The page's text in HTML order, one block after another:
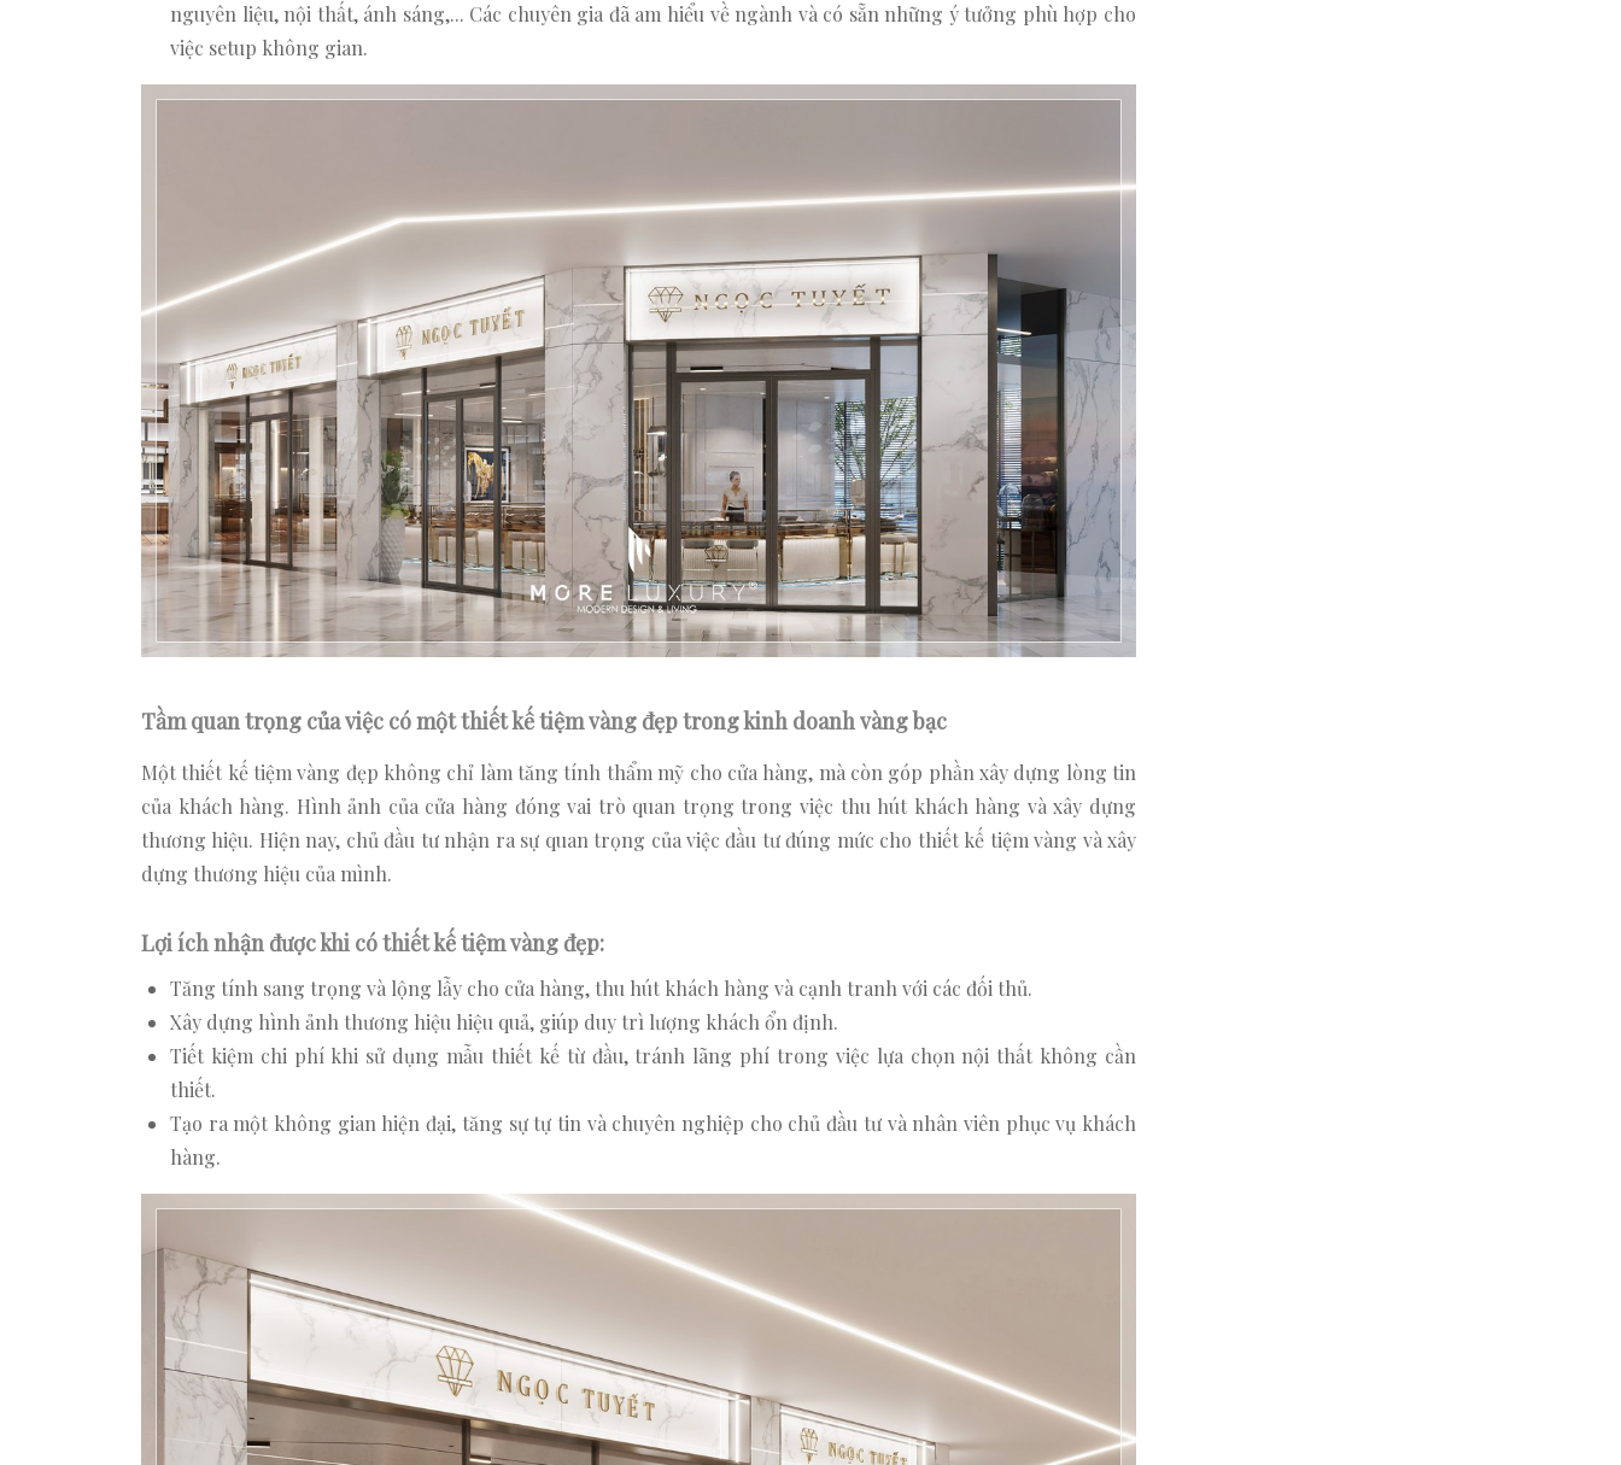
nguyên liệu, nội thất, ánh sáng,... Các chuyên gia đã am hiểu về ngành và có sẵn những ý tưởng phù hợp cho
việc setup không gian.
Tầm quan trọng của việc có một thiết kế tiệm vàng đẹp trong kinh doanh vàng bạc
Một thiết kế tiệm vàng đẹp không chỉ làm tăng tính thẩm mỹ cho cửa hàng, mà còn góp phần xây dựng lòng tin
của khách hàng. Hình ảnh của cửa hàng đóng vai trò quan trọng trong việc thu hút khách hàng và xây dựng
thương hiệu. Hiện nay, chủ đầu tư nhận ra sự quan trọng của việc đầu tư đúng mức cho thiết kế tiệm vàng và xây
dựng thương hiệu của mình.
Lợi ích nhận được khi có thiết kế tiệm vàng đẹp:
Tăng tính sang trọng và lộng lẫy cho cửa hàng, thu hút khách hàng và cạnh tranh với các đối thủ.
Xây dựng hình ảnh thương hiệu hiệu quả, giúp duy trì lượng khách ổn định.
Tiết kiệm chi phí khi sử dụng mẫu thiết kế từ đầu, tránh lãng phí trong việc lựa chọn nội thất không cần
thiết.
Tạo ra một không gian hiện đại, tăng sự tự tin và chuyên nghiệp cho chủ đầu tư và nhân viên phục vụ khách
hàng.